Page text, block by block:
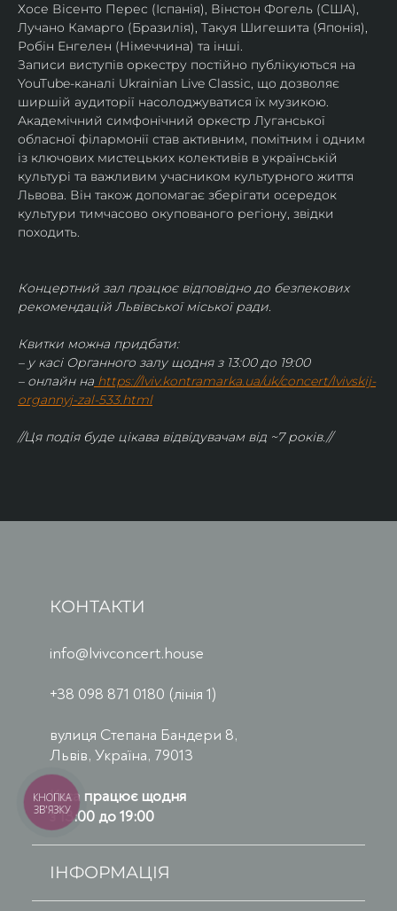
Хосе Вісенто Перес (Іспанія), Вінстон Фогель (США),
Лучано Камарго (Бразилія), Такуя Шигешита (Японія),
Робін Енгелен (Німеччина) та інші.
Записи виступів оркестру постійно публікуються на
YouTube-каналі Ukrainian Live Classic, що дозволяє
ширшій аудиторії насолоджуватися їх музикою​.
Академічний симфонічний оркестр Луганської
обласної філармонії став активним, помітним і одним
із ключових мистецьких колективів в українській
культурі та важливим учасником культурного життя
Львова. Він також допомагає зберігати осередок
культури тимчасово окупованого регіону, звідки
походить.
Концертний зал працює відповідно до безпекових
рекомендацій Львівської міської ради.
Квитки можна придбати:
– у касі Органного залу щодня з 13:00 до 19:00
– онлайн на https://lviv.kontramarka.ua/uk/concert/lvivskij-
organnyj-zal-533.html
//Ця подія буде цікава відвідувачам від ~7 років.//
КОНТАКТИ
info@lvivconcert.house
+38 098 871 0180 (лінія 1)
вулиця Степана Бандери 8,
Львів, Україна, 79013
Каса працює щодня
з 13:00 до 19:00
ІНФОРМАЦІЯ
КНОПКА
ЗВ'ЯЗКУ